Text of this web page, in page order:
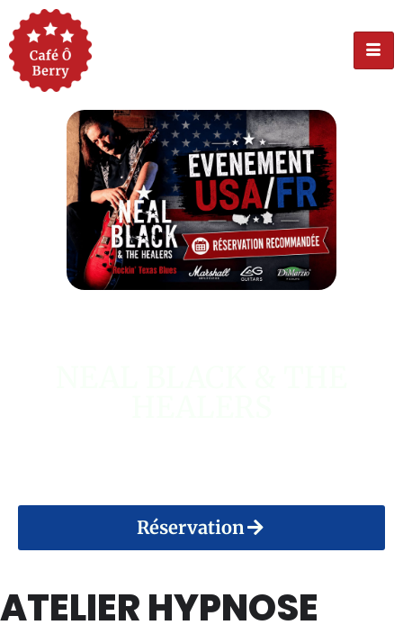
Réservation
ATELIER HYPNOSE